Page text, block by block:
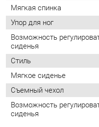
Мягкое сиденье
Съемный чехол
Возможность регулировать
сиденья
ОТЗЫВЫ
Пока нет отзывов,